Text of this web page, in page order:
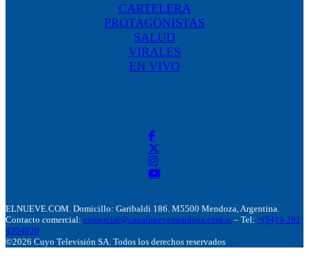
CARTELERA
PROTAGONISTAS
SALUD
VIRALES
EN VIVO
ELNUEVE.COM. Domicillo: Garibaldi 186. M5500 Mendoza, Argentina.
Contacto comercial: comercial@canalnuevemendoza.com.ar – Tel: +(54) 9 261
4204020
©2026 Cuyo Televisión SA. Todos los derechos reservados